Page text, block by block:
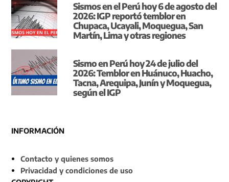
Sismos en el Perú hoy 6 de agosto del
2026: IGP reportó temblor en
Chupaca, Ucayali, Moquegua, San
Martín, Lima y otras regiones
Sismo en Perú hoy 24 de julio del
2026: Temblor en Huánuco, Huacho,
Tacna, Arequipa, Junín y Moquegua,
según el IGP
INFORMACIÓN
Contacto y quienes somos
Privacidad y condiciones de uso